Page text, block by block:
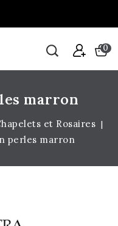
0
marron
et Rosaires
perles marron